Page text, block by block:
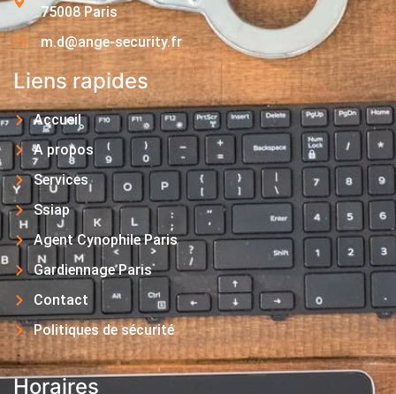
75008 Paris
m.d@ange-security.fr
Liens rapides
Accueil
A propos
Services
Ssiap
Agent Cynophile Paris
Gardiennage Paris
Contact
Politiques de sécurité
Horaires